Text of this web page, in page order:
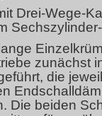
Drei-Wege-
zunächst
die
Die beiden